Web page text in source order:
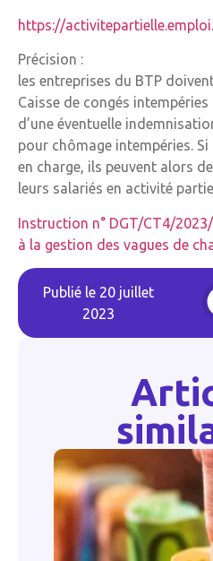
https://
Précision :
les entreprises du BTP
Caisse de congés intempéries
d’une éventuelle
pour chômage intempéries.
en charge, ils peuvent alors
leurs salariés en activité
Instruction n° DGT/CT4/
à la gestion des vagues de
Publié le 20 juillet
2023